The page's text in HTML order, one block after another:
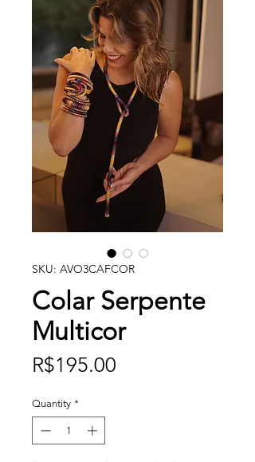
SKU: AVO3CAFCOR
Colar Serpente
Multicor
R$195.00
Quantity *